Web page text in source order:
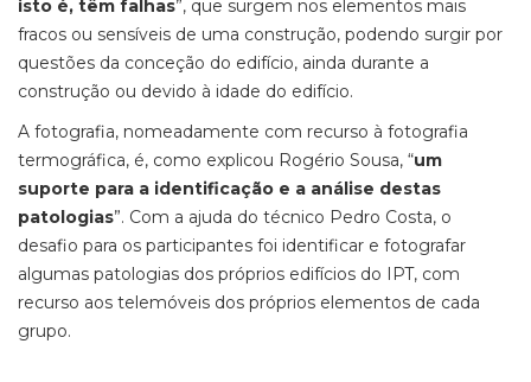
isto é, têm falhas”, que surgem nos elementos mais
fracos ou sensíveis de uma construção, podendo surgir por
questões da conceção do edifício, ainda durante a
construção ou devido à idade do edifício.
A fotografia, nomeadamente com recurso à fotografia
termográfica, é, como explicou Rogério Sousa, “um
suporte para a identificação e a análise destas
patologias”. Com a ajuda do técnico Pedro Costa, o
desafio para os participantes foi identificar e fotografar
algumas patologias dos próprios edifícios do IPT, com
recurso aos telemóveis dos próprios elementos de cada
grupo.